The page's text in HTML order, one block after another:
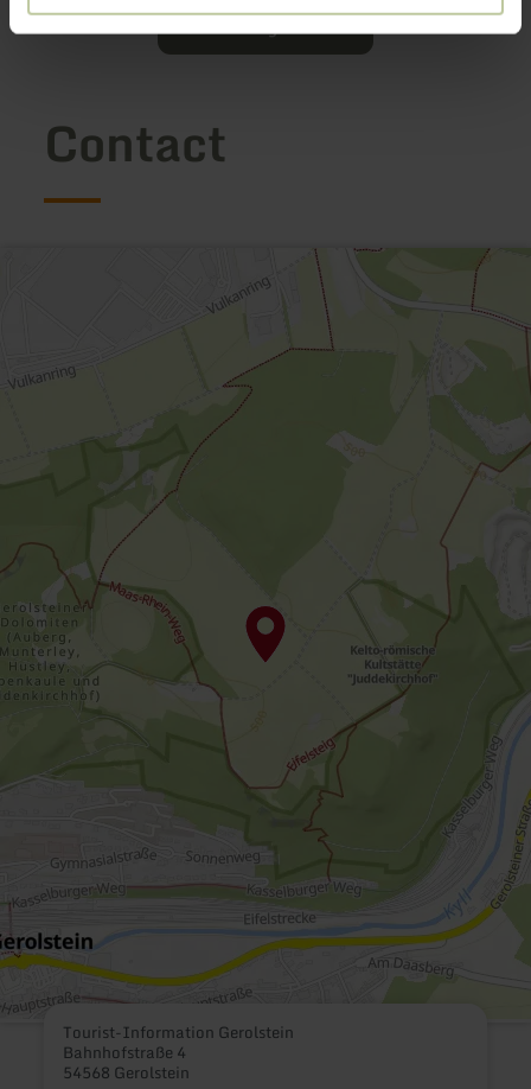
Ouvrir la galerie
Contact
Tourist-Information Gerolstein
Bahnhofstraße 4
54568 Gerolstein